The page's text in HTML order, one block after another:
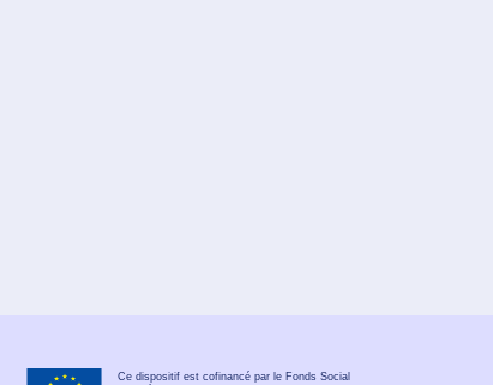
Ce dispositif est cofinancé par le Fonds Social